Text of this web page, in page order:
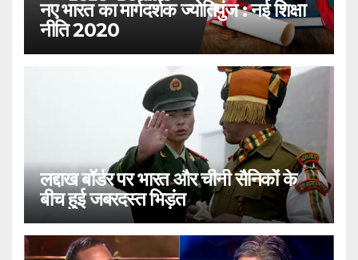
नए भारत का मार्गदर्शक ज्योतिपुंज : नई शिक्षा
नीति 2020
लद्दाख बॉर्डर पर भारत और चीनी सैनिकों के
बीच हुई जबरदस्त भिड़ंत